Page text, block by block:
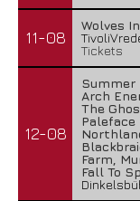
11-08
Wolves
Tickets
12-08
Summer
Arch
The
Paleface
Farm,
Fall To